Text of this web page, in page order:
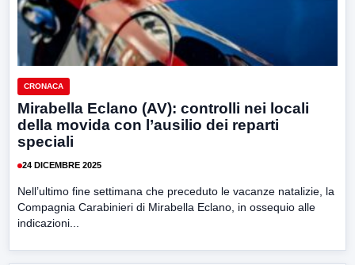
CRONACA
Mirabella Eclano (AV): controlli nei locali
della movida con l’ausilio dei reparti
speciali
24 DICEMBRE 2025
Nell’ultimo fine settimana che preceduto le vacanze natalizie, la
Compagnia Carabinieri di Mirabella Eclano, in ossequio alle
indicazioni...